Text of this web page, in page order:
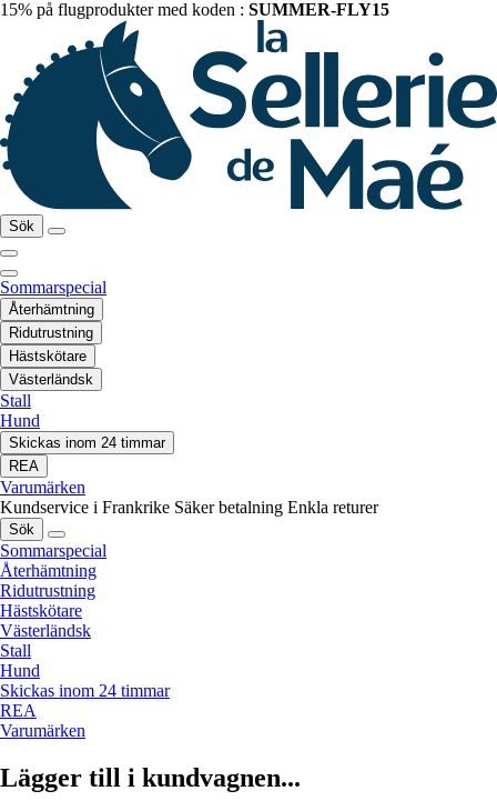
15% på flugprodukter med koden : SUMMER-FLY15
Sök
Sommarspecial
Återhämtning
Ridutrustning
Hästskötare
Västerländsk
Stall
Hund
Skickas inom 24 timmar
REA
Varumärken
Kundservice i Frankrike Säker betalning Enkla returer
Sök
Sommarspecial
Återhämtning
Ridutrustning
Hästskötare
Västerländsk
Stall
Hund
Skickas inom 24 timmar
REA
Varumärken
Lägger till i kundvagnen...